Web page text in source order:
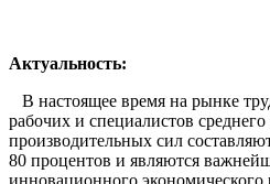
Актуальность:
В настоящее время на рынке
рабочих и специалистов
производительных сил
80 процентов и являются